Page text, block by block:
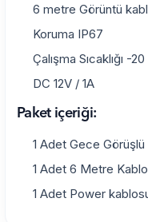
6 metre Görüntü
Koruma IP67
Çalışma Sıcaklığı -
DC 12V / 1A
Paket içeriği:
1 Adet Gece
1 Adet 6 Metre
1 Adet Power